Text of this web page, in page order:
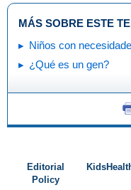
MÁS SOBRE ESTE
Niños con
¿Qué es un gen?
Editorial
Policy